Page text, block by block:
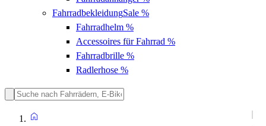
FahrradbekleidungSale %
Fahrradhelm %
Accessoires für Fahrrad %
Fahrradbrille %
Radlerhose %